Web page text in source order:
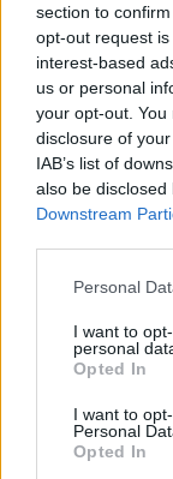
section to
opt-out request
interest-based
us or personal
your opt-out.
disclosure of
IAB’s list of
also be
Downstream
Personal
I want to
personal
Opted In
I want to
Personal
Opted In